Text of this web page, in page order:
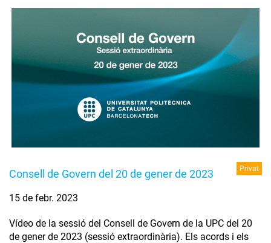
Consell de Govern del 20 de gener de 2023 Privat
15 de febr. 2023
Vídeo de la sessió del Consell de Govern de la UPC del 20
de gener de 2023 (sessió extraordinària). Els acords i els